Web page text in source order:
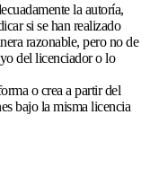
la autoría,
si se han realizado
razonable, pero no de
del licenciador o lo
o crea a partir del
bajo la misma licencia